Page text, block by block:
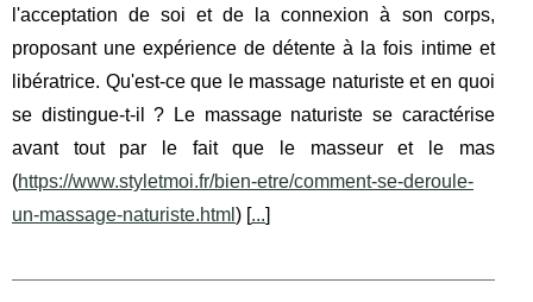
l'acceptation de soi et de la connexion à son corps,
proposant une expérience de détente à la fois intime et
libératrice. Qu'est-ce que le massage naturiste et en quoi
se distingue-t-il ? Le massage naturiste se caractérise
avant tout par le fait que le masseur et le mas
(https://www.styletmoi.fr/bien-etre/comment-se-deroule-
un-massage-naturiste.html ) [...]